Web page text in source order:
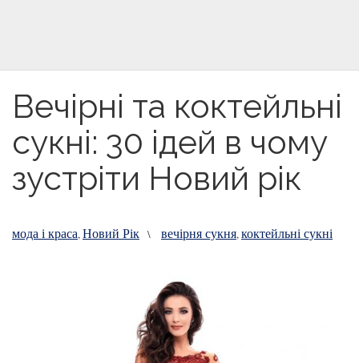
Вечірні та коктейльні
сукні: 30 ідей в чому
зустріти Новий рік
мода і краса,Новий Рік \ вечірня сукня,коктейльні сукні